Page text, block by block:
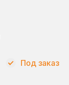
Под заказ